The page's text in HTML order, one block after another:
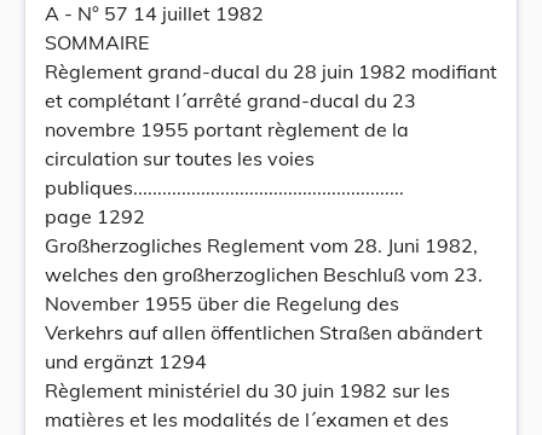
A - N° 57 14 juillet 1982
SOMMAIRE
Règlement grand-ducal du 28 juin 1982 modifiant
et complétant l´arrêté grand-ducal du 23
novembre 1955 portant règlement de la
circulation sur toutes les voies
publiques........................................................
page 1292
Großherzogliches Reglement vom 28. Juni 1982,
welches den großherzoglichen Beschluß vom 23.
November 1955 über die Regelung des
Verkehrs auf allen öffentlichen Straßen abändert
und ergänzt 1294
Règlement ministériel du 30 juin 1982 sur les
matières et les modalités de l´examen et des